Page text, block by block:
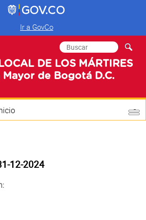
Ir a GovCo
DE LOS MÁRTIRES
de Bogotá D.C.
Formulario de
búsqueda
Buscar
12-2024